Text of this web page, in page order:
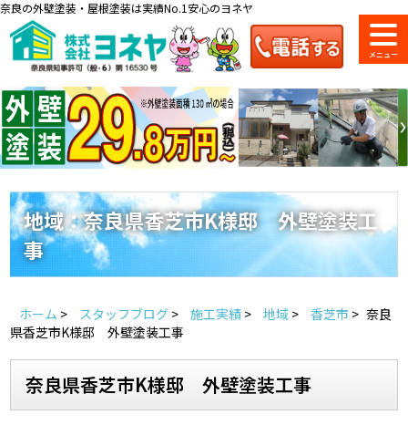
奈良の外壁塗装・屋根塗装は実績No.1安心のヨネヤ
料金一覧 会社案内 ショールーム
のご紹介
来店予約 お電話
地域の事例がいっぱい
Home お客様の声
地域：奈良県香芝市K様邸 外壁塗装工
事
ホーム > スタッフブログ > 施工実績 > 地域 > 香芝市 > 奈良
県香芝市K様邸 外壁塗装工事
奈良県香芝市K様邸 外壁塗装工事